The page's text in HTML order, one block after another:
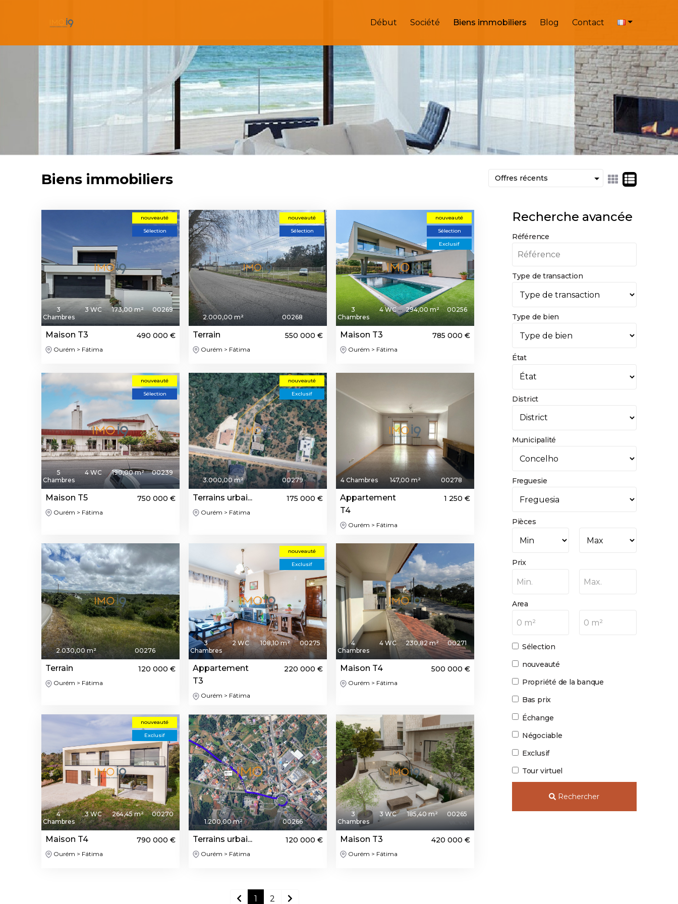
Début Société Biens immobiliers Blog Contact
Biens immobiliers
nouveauté
Sélection
3
Chambres
3 WC 173,00 m² 00269
Maison T3 490 000 €
Ourém > Fátima
nouveauté
Sélection
2.000,00 m² 00268
Terrain 550 000 €
Ourém > Fátima
nouveauté
Sélection
Exclusif
3
Chambres
4 WC 294,00 m² 00256
Maison T3 785 000 €
Ourém > Fátima
nouveauté
Sélection
5
Chambres
4 WC 190,00 m² 00239
Maison T5 750 000 €
Ourém > Fátima
nouveauté
Exclusif
3.000,00 m² 00279
Terrains urbai... 175 000 €
Ourém > Fátima
4 Chambres 147,00 m² 00278
Appartement
T4
1 250 €
Ourém > Fátima
2.030,00 m² 00276
Terrain 120 000 €
Ourém > Fátima
nouveauté
Exclusif
3
Chambres
2 WC 108,10 m² 00275
Appartement
T3
220 000 €
Ourém > Fátima
4
Chambres
4 WC 230,82 m² 00271
Maison T4 500 000 €
Ourém > Fátima
nouveauté
Exclusif
4
Chambres
3 WC 264,45 m² 00270
Maison T4 790 000 €
Ourém > Fátima
1.200,00 m² 00266
Terrains urbai... 120 000 €
Ourém > Fátima
3
Chambres
3 WC 185,40 m² 00265
Maison T3 420 000 €
Ourém > Fátima
1 2
Recherche avancée
Référence
Type de transaction
Type de bien
État
District
Municipalité
Freguesie
Pièces
Prix
Min. Max.
Area
0 m² 0 m²
Sélection
nouveauté
Propriété de la banque
Bas prix
Échange
Négociable
Exclusif
Tour virtuel
Rechercher